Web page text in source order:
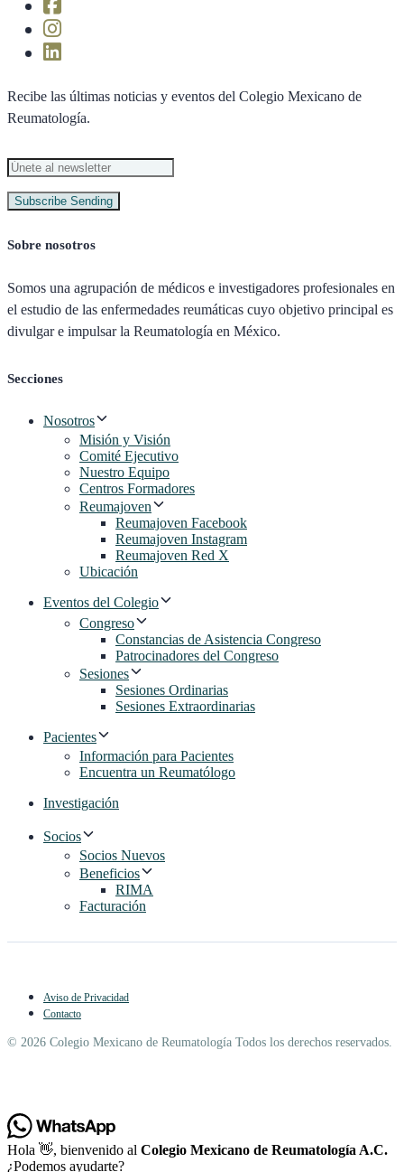
Recibe las últimas noticias y eventos del Colegio Mexicano de
Reumatología.
Subscribe Sending
Sobre nosotros
Somos una agrupación de médicos e investigadores profesionales en
el estudio de las enfermedades reumáticas cuyo objetivo principal es
divulgar e impulsar la Reumatología en México.
Secciones
Nosotros
Misión y Visión
Comité Ejecutivo
Nuestro Equipo
Centros Formadores
Reumajoven
Reumajoven Facebook
Reumajoven Instagram
Reumajoven Red X
Ubicación
Eventos del Colegio
Congreso
Constancias de Asistencia Congreso
Patrocinadores del Congreso
Sesiones
Sesiones Ordinarias
Sesiones Extraordinarias
Pacientes
Información para Pacientes
Encuentra un Reumatólogo
Investigación
Socios
Socios Nuevos
Beneficios
RIMA
Facturación
Aviso de Privacidad
Contacto
© 2026 Colegio Mexicano de Reumatología Todos los derechos reservados.
Hola 👋, bienvenido al Colegio Mexicano de Reumatología A.C.
¿Podemos ayudarte?